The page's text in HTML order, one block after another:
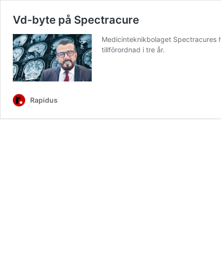
Vd-byte på Spectracure
Medicinteknikbolaget Spectracures
tillförordnad i tre år.
Rapidus